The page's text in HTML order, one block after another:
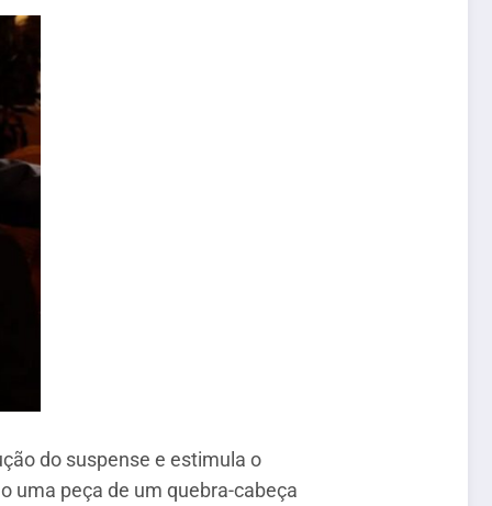
do suspense e estimula o
uma peça de um quebra-cabeça